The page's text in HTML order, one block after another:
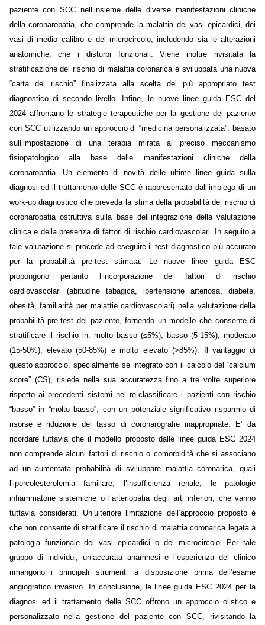
paziente con SCC nell’insieme delle diverse manifestazioni cliniche
della coronaropatia, che comprende la malattia dei vasi epicardici, dei
vasi di medio calibro e del microcircolo, includendo sia le alterazioni
anatomiche, che i disturbi funzionali. Viene inoltre rivisitata la
stratificazione del rischio di malattia coronarica e sviluppata una nuova
“carta del rischio” finalizzata alla scelta del più appropriato test
diagnostico di secondo livello. Infine, le nuove linee guida ESC del
2024 affrontano le strategie terapeutiche per la gestione del paziente
con SCC utilizzando un approccio di “medicina personalizzata”, basato
sull’impostazione di una terapia mirata al preciso meccanismo
fisiopatologico alla base delle manifestazioni cliniche della
coronaropatia. Un elemento di novità delle ultime linee guida sulla
diagnosi ed il trattamento delle SCC è rappresentato dall’impiego di un
work-up diagnostico che preveda la stima della probabilità del rischio di
coronaropatia ostruttiva sulla base dell’integrazione della valutazione
clinica e della presenza di fattori di rischio cardiovascolari. In seguito a
tale valutazione si procede ad eseguire il test diagnostico più accurato
per la probabilità pre-test stimata. Le nuove linee guida ESC
propongono pertanto l’incorporazione dei fattori di rischio
cardiovascolari (abitudine tabagica, ipertensione arteriosa, diabete,
obesità, familiarità per malattie cardiovascolari) nella valutazione della
probabilità pre-test del paziente, fornendo un modello che consente di
stratificare il rischio in: molto basso (≤5%), basso (5-15%), moderato
(15-50%), elevato (50-85%) e molto elevato (>85%). Il vantaggio di
questo approccio, specialmente se integrato con il calcolo del “calcium
score” (CS), risiede nella sua accuratezza fino a tre volte superiore
rispetto ai precedenti sistemi nel re-classificare i pazienti con rischio
“basso” in “molto basso”, con un potenziale significativo risparmio di
risorse e riduzione del tasso di coronarografie inappropriate. E’ da
ricordare tuttavia che il modello proposto dalle linee guida ESC 2024
non comprende alcuni fattori di rischio o comorbidità che si associano
ad un aumentata probabilità di sviluppare malattia coronarica, quali
l’ipercolesterolemia familiare, l’insufficienza renale, le patologie
infiammatorie sistemiche o l’arteriopatia degli arti inferiori, che vanno
tuttavia considerati. Un’ulteriore limitazione dell’approccio proposto è
che non consente di stratificare il rischio di malattia coronarica legata a
patologia funzionale dei vasi epicardici o del microcircolo. Per tale
gruppo di individui, un’accurata anamnesi e l’esperienza del clinico
rimangono i principali strumenti a disposizione prima dell’esame
angiografico invasivo. In conclusione, le linee guida ESC 2024 per la
diagnosi ed il trattamento delle SCC offrono un approccio olistico e
personalizzato nella gestione del paziente con SCC, rivisitando la